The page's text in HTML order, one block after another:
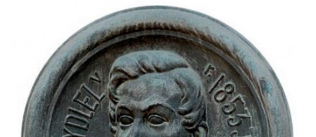
ODKAZY
O NÁS